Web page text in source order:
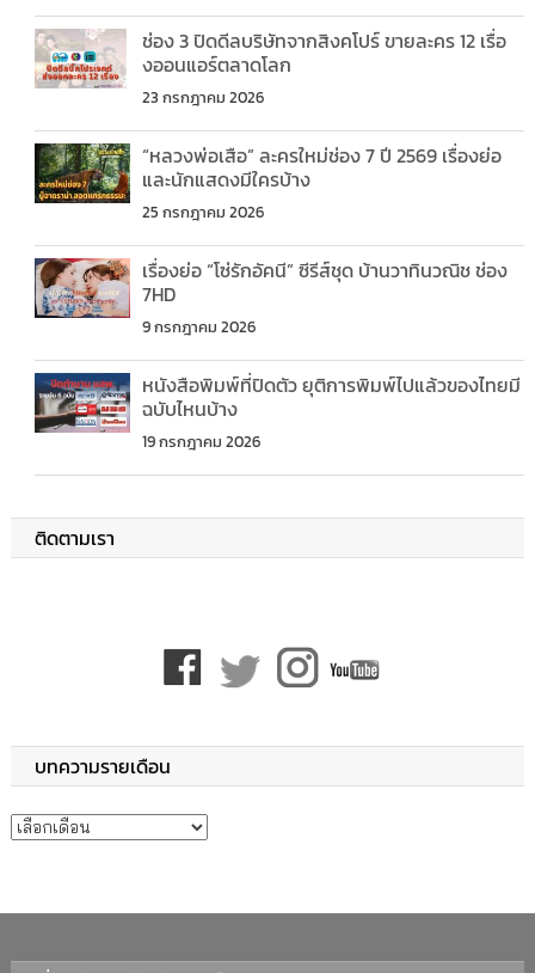
ช่อง 3 ปิดดีลบริษัทจากสิงคโปร์ ขายละคร 12 เรื่อ
งออนแอร์ตลาดโลก
23 กรกฎาคม 2026
“หลวงพ่อเสือ” ละครใหม่ช่อง 7 ปี 2569 เรื่องย่อ
และนักแสดงมีใครบ้าง
25 กรกฎาคม 2026
เรื่องย่อ “โซ่รักอัคนี” ซีรีส์ชุด บ้านวาทินวณิช ช่อง
7HD
9 กรกฎาคม 2026
หนังสือพิมพ์ที่ปิดตัว ยุติการพิมพ์ไปแล้วของไทยมี
ฉบับไหนบ้าง
19 กรกฎาคม 2026
ติดตามเรา
บทความรายเดือน
บทความรายเดือน